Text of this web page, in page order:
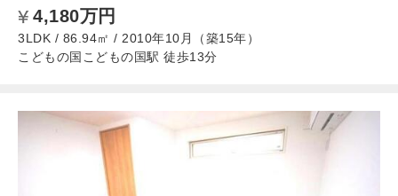
4,180万円
3LDK / 86.94㎡ / 2010年10月（築15年）
こどもの国こどもの国駅 徒歩13分